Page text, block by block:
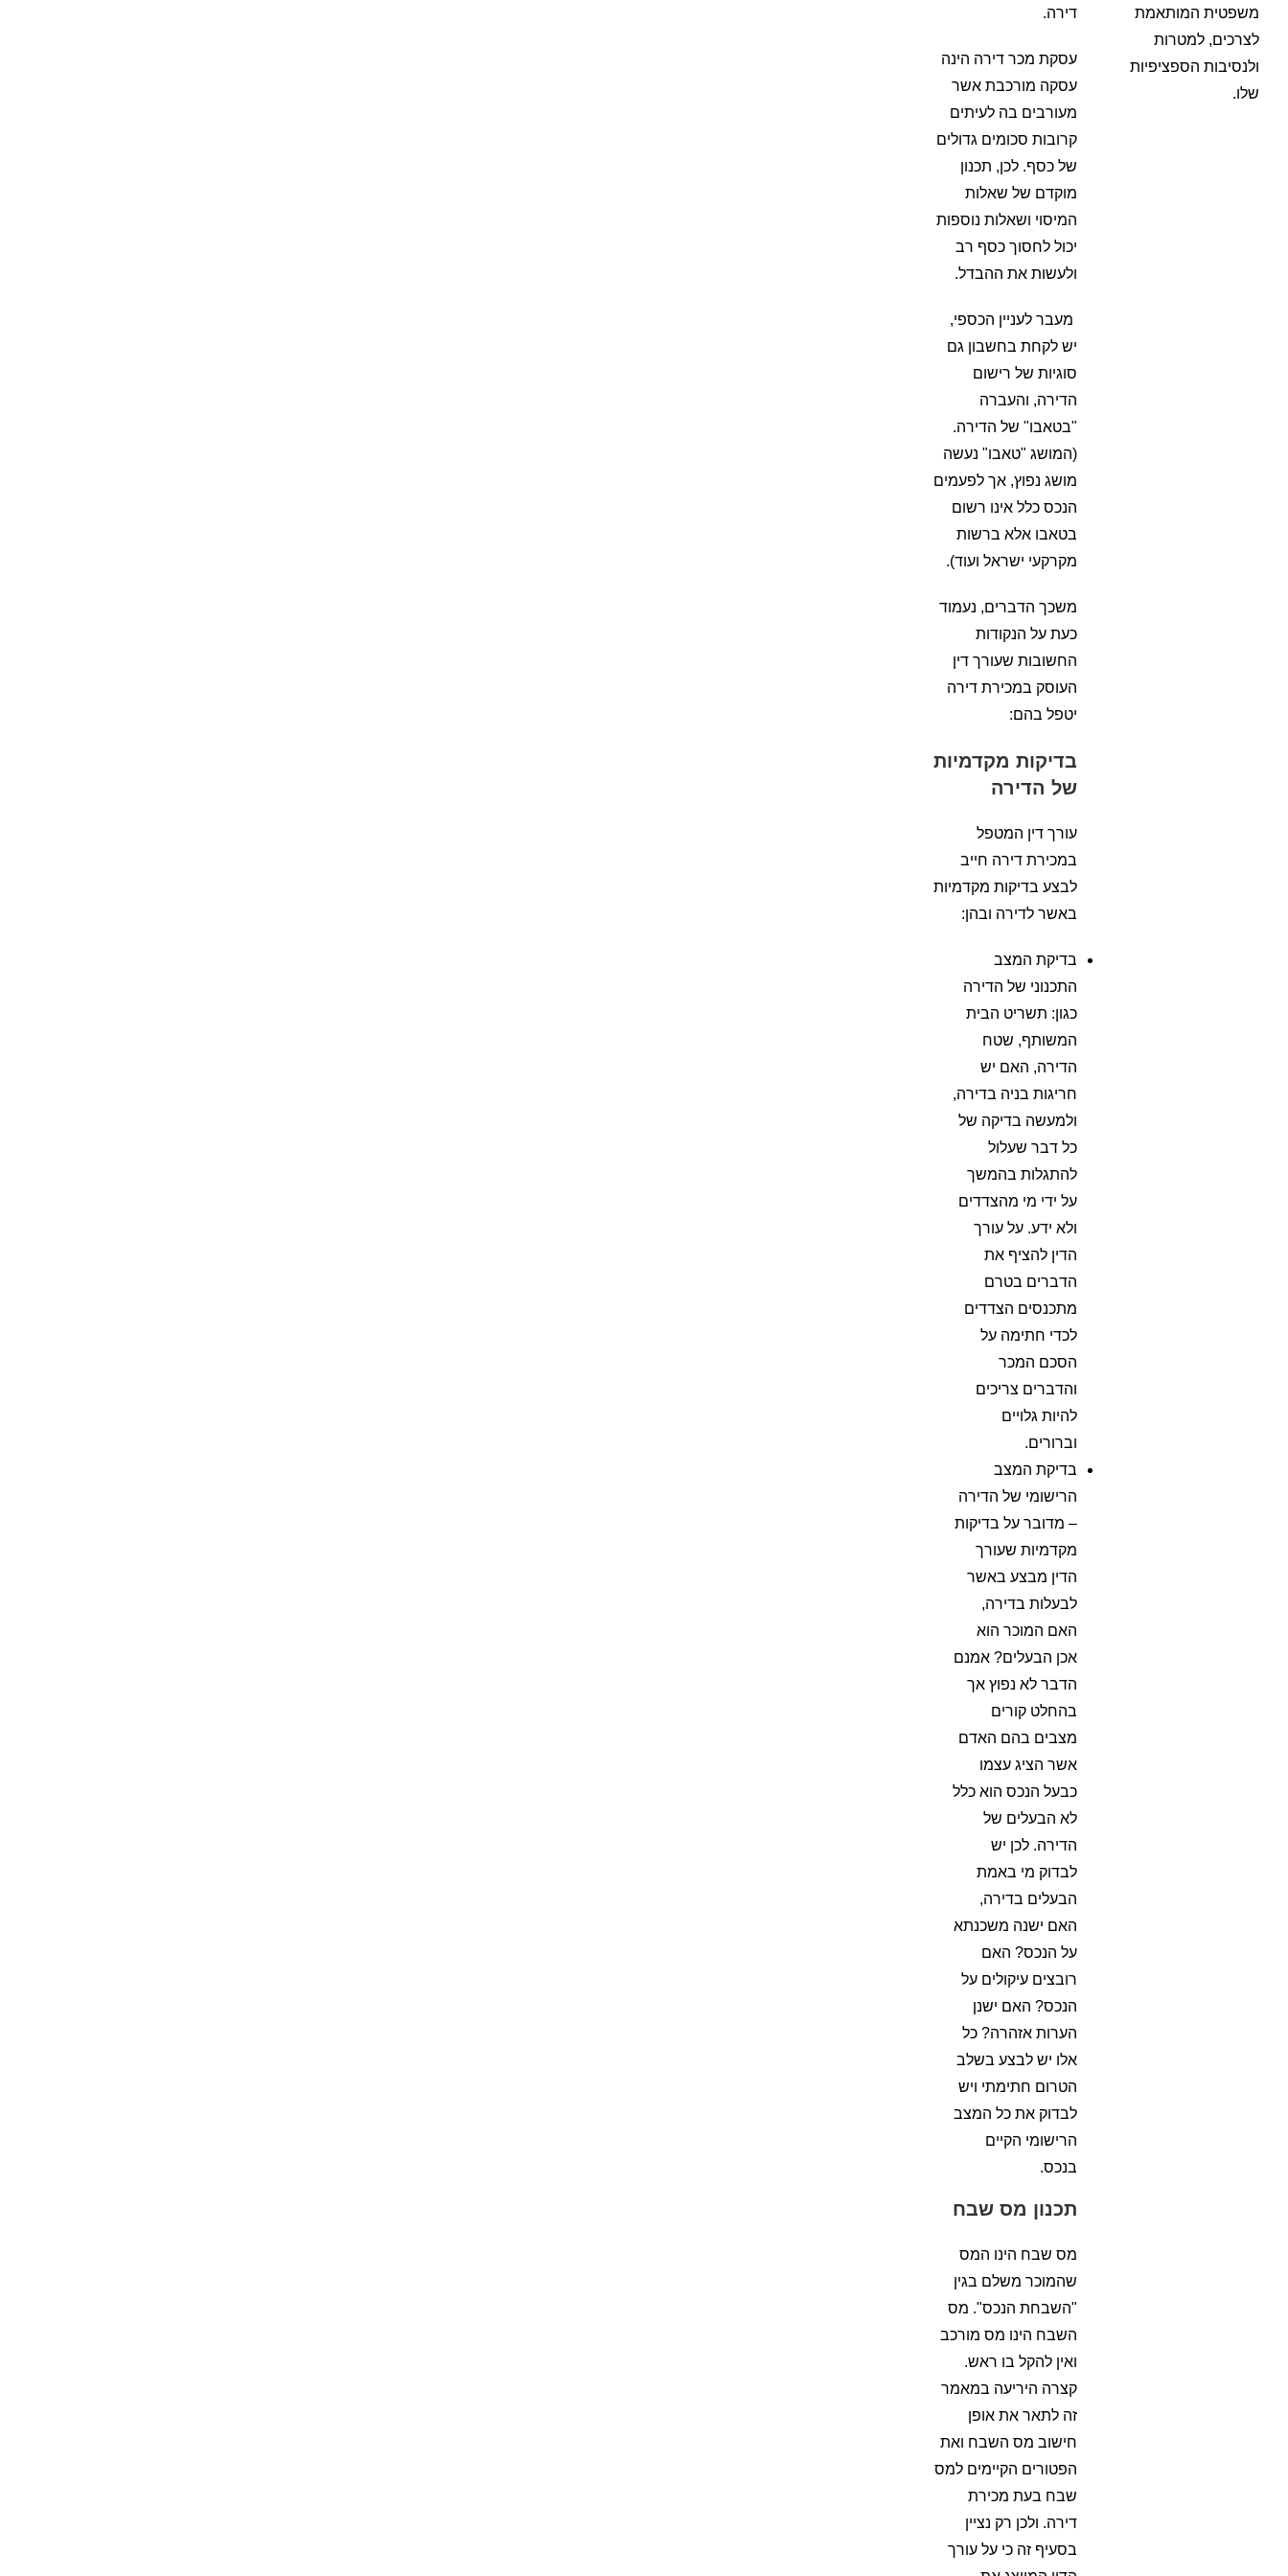
משפטית המותאמת
לצרכים, למטרות
ולנסיבות הספציפיות
שלו.
דירה.
עסקת מכר דירה הינה
עסקה מורכבת אשר
מעורבים בה לעיתים
קרובות סכומים גדולים
של כסף. לכן, תכנון
מוקדם של שאלות
המיסוי ושאלות נוספות
יכול לחסוך כסף רב
ולעשות את ההבדל.
מעבר לעניין הכספי,
יש לקחת בחשבון גם
סוגיות של רישום
הדירה, והעברה
"בטאבו" של הדירה.
(המושג "טאבו" נעשה
מושג נפוץ, אך לפעמים
הנכס כלל אינו רשום
בטאבו אלא ברשות
מקרקעי ישראל ועוד).
משכך הדברים, נעמוד
כעת על הנקודות
החשובות שעורך דין
העוסק במכירת דירה
יטפל בהם:
בדיקות מקדמיות
של הדירה
עורך דין המטפל
במכירת דירה חייב
לבצע בדיקות מקדמיות
באשר לדירה ובהן:
בדיקת המצב
התכנוני של הדירה
כגון: תשריט הבית
המשותף, שטח
הדירה, האם יש
חריגות בניה בדירה,
ולמעשה בדיקה של
כל דבר שעלול
להתגלות בהמשך
על ידי מי מהצדדים
ולא ידע. על עורך
הדין להציף את
הדברים בטרם
מתכנסים הצדדים
לכדי חתימה על
הסכם המכר
והדברים צריכים
להיות גלויים
וברורים.
בדיקת המצב
הרישומי של הדירה
– מדובר על בדיקות
מקדמיות שעורך
הדין מבצע באשר
לבעלות בדירה,
האם המוכר הוא
אכן הבעלים? אמנם
הדבר לא נפוץ אך
בהחלט קורים
מצבים בהם האדם
אשר הציג עצמו
כבעל הנכס הוא כלל
לא הבעלים של
הדירה. לכן יש
לבדוק מי באמת
הבעלים בדירה,
האם ישנה משכנתא
על הנכס? האם
רובצים עיקולים על
הנכס? האם ישנן
הערות אזהרה? כל
אלו יש לבצע בשלב
הטרום חתימתי ויש
לבדוק את כל המצב
הרישומי הקיים
בנכס.
תכנון מס שבח
מס שבח הינו המס
שהמוכר משלם בגין
"השבחת הנכס". מס
השבח הינו מס מורכב
ואין להקל בו ראש.
קצרה היריעה במאמר
זה לתאר את אופן
חישוב מס השבח ואת
הפטורים הקיימים למס
שבח בעת מכירת
דירה. ולכן רק נציין
בסעיף זה כי על עורך